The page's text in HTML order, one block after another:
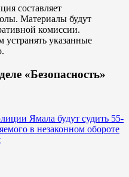
составляет
Материалы будут
комиссии.
указанные
«Безопасность»
Ямала будут судить 55-
в незаконном обороте